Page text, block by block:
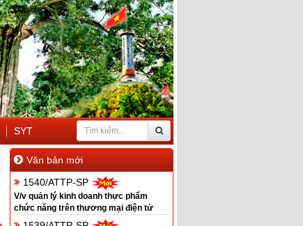
SYT
Văn bản mới
1540/ATTP-SP
V/v quản lý kinh doanh thực phẩm
chức năng trên thương mại điện tử